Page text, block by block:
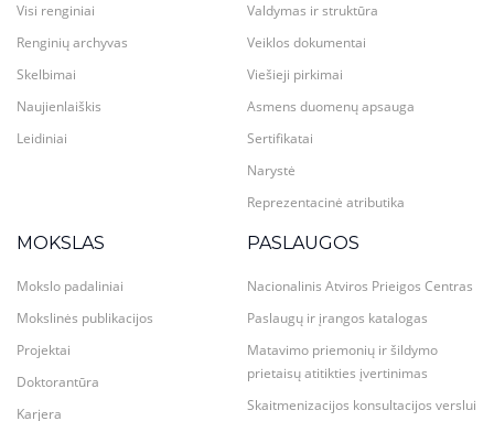
Visi renginiai
Renginių archyvas
Skelbimai
Naujienlaiškis
Leidiniai
Valdymas ir struktūra
Veiklos dokumentai
Viešieji pirkimai
Asmens duomenų apsauga
Sertifikatai
Narystė
Reprezentacinė atributika
MOKSLAS
Mokslo padaliniai
Mokslinės publikacijos
Projektai
Doktorantūra
Karjera
PASLAUGOS
Nacionalinis Atviros Prieigos Centras
Paslaugų ir įrangos katalogas
Matavimo priemonių ir šildymo
prietaisų atitikties įvertinimas
Skaitmenizacijos konsultacijos verslui